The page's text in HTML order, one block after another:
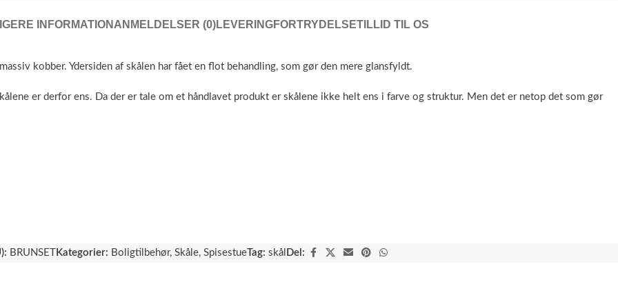
INFORMATION ANMELDELSER (0)LEVERINGFORTRYDELSETILLID TIL OS
kobber. Ydersiden af skålen har fået en flot behandling, som gør den mere glansfyldt.
er derfor ens. Da der er tale om et håndlavet produkt er skålene ikke helt ens i farve og struktur. Men det er netop det som gør
BRUNSET Kategorier: Boligtilbehør, Skåle, SpisestueTag: skål Del: